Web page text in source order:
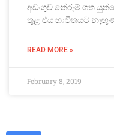
අඩංගුව තේරුම් ගත
තුළ එය භාවිතයට
READ MORE »
February 8, 2019